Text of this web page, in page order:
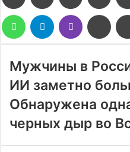
WhatsAppTelegram Viber
через
Мужчины в
ИИ заметно
Обнаружена
черных дыр во